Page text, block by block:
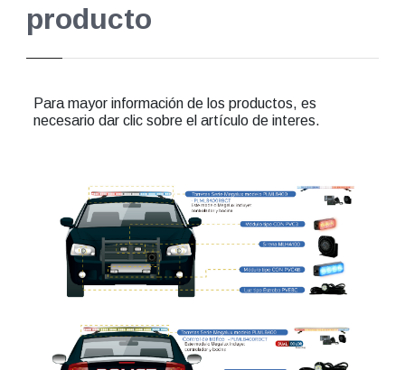
producto
Para mayor información de los productos, es
necesario dar clic sobre el artículo de interes.